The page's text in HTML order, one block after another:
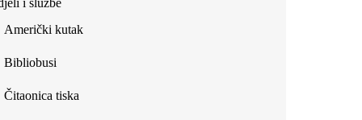
external)
i službe
Američki kutak
Bibliobusi
Čitaonica tiska